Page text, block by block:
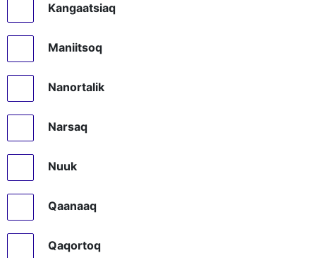
Kangaatsiaq
Maniitsoq
Nanortalik
Narsaq
Nuuk
Qaanaaq
Qaqortoq